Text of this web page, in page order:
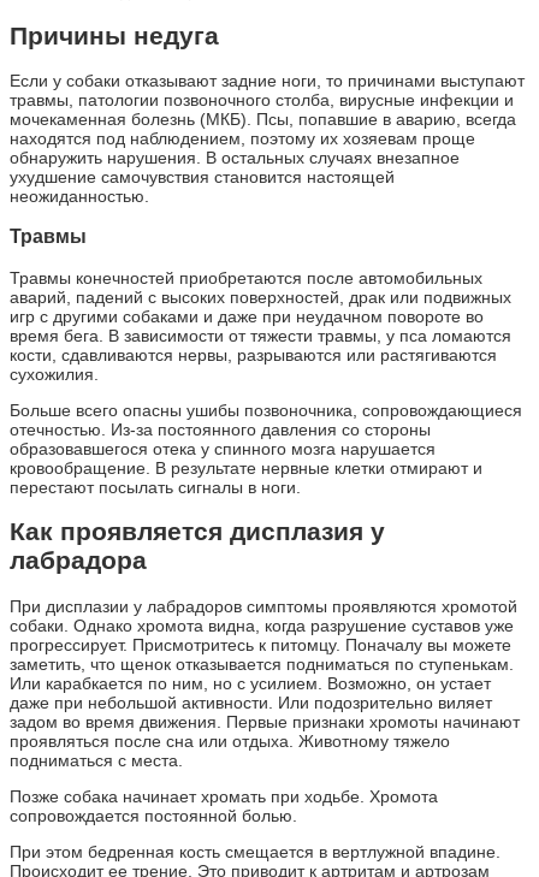
Причины недуга
Если у собаки отказывают задние ноги, то причинами выступают
травмы, патологии позвоночного столба, вирусные инфекции и
мочекаменная болезнь (МКБ). Псы, попавшие в аварию, всегда
находятся под наблюдением, поэтому их хозяевам проще
обнаружить нарушения. В остальных случаях внезапное
ухудшение самочувствия становится настоящей
неожиданностью.
Травмы
Травмы конечностей приобретаются после автомобильных
аварий, падений с высоких поверхностей, драк или подвижных
игр с другими собаками и даже при неудачном повороте во
время бега. В зависимости от тяжести травмы, у пса ломаются
кости, сдавливаются нервы, разрываются или растягиваются
сухожилия.
Больше всего опасны ушибы позвоночника, сопровождающиеся
отечностью. Из-за постоянного давления со стороны
образовавшегося отека у спинного мозга нарушается
кровообращение. В результате нервные клетки отмирают и
перестают посылать сигналы в ноги.
Как проявляется дисплазия у
лабрадора
При дисплазии у лабрадоров симптомы проявляются хромотой
собаки. Однако хромота видна, когда разрушение суставов уже
прогрессирует. Присмотритесь к питомцу. Поначалу вы можете
заметить, что щенок отказывается подниматься по ступенькам.
Или карабкается по ним, но с усилием. Возможно, он устает
даже при небольшой активности. Или подозрительно виляет
задом во время движения. Первые признаки хромоты начинают
проявляться после сна или отдыха. Животному тяжело
подниматься с места.
Позже собака начинает хромать при ходьбе. Хромота
сопровождается постоянной болью.
При этом бедренная кость смещается в вертлужной впадине.
Происходит ее трение. Это приводит к артритам и артрозам